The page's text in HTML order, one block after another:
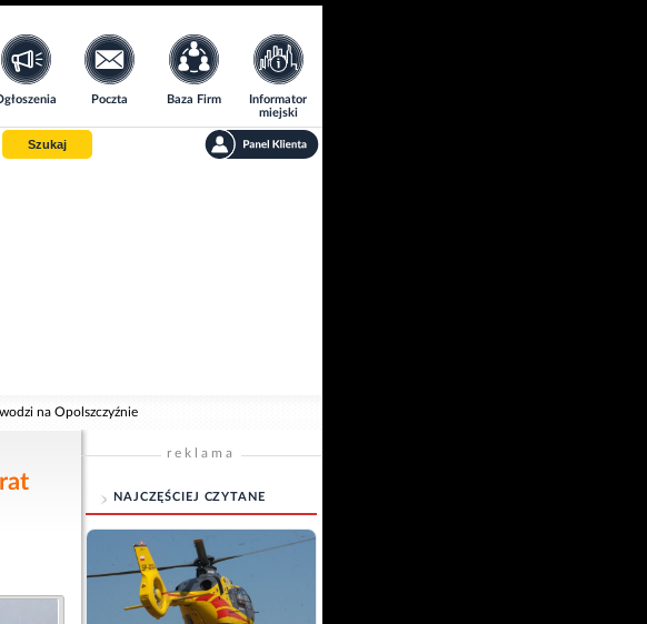
Poczta Baza Firm
Informator
miejski
Szukaj
na Opolszczyźnie
reklama
NAJCZĘŚCIEJ CZYTANE